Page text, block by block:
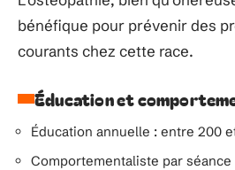
bénéfique pour prévenir des
courants chez cette race.
Éducation et
Éducation annuelle : entre 200
Comportementaliste par